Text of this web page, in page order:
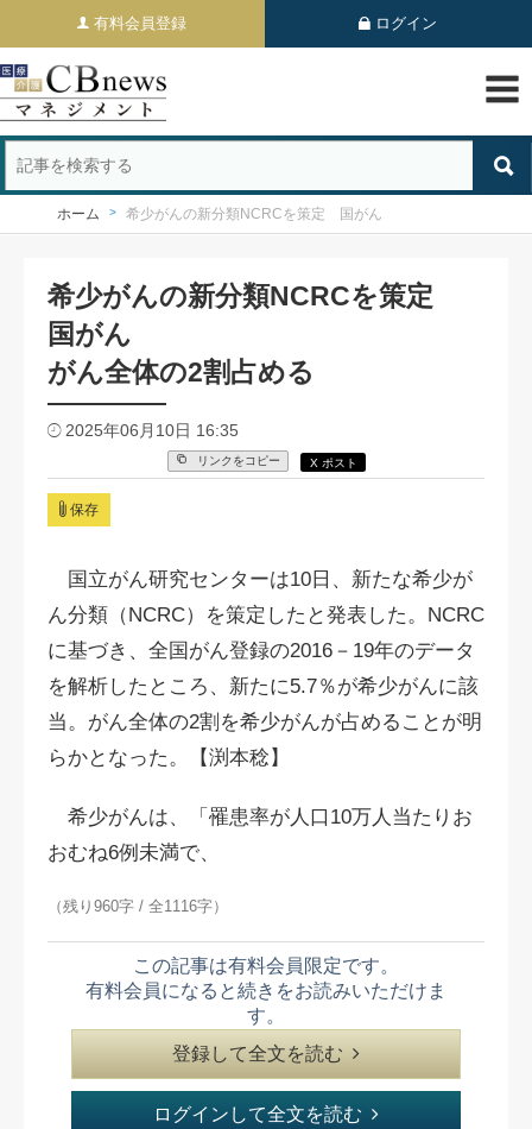
有料会員登録 ログイン
ホーム 希少がんの新分類NCRCを策定 国がん
希少がんの新分類NCRCを策定
国がん
がん全体の2割占める
2025年06月10日 16:35
リンクをコピー X ポスト
保存
国立がん研究センターは10日、新たな希少が
ん分類（NCRC）を策定したと発表した。NCRC
に基づき、全国がん登録の2016－19年のデータ
を解析したところ、新たに5.7％が希少がんに該
当。がん全体の2割を希少がんが占めることが明
らかとなった。【渕本稔】
希少がんは、「罹患率が人口10万人当たりお
おむね6例未満で、
（残り960字 / 全1116字）
この記事は有料会員限定です。
有料会員になると続きをお読みいただけま
す。
登録して全文を読む
ログインして全文を読む